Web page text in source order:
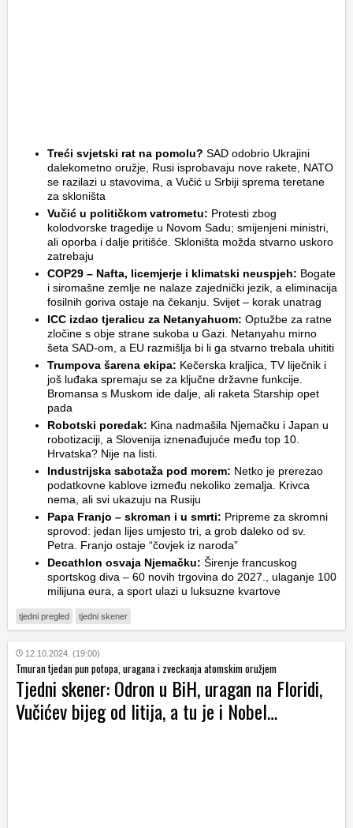
Treći svjetski rat na pomolu? SAD odobrio Ukrajini
dalekometno oružje, Rusi isprobavaju nove rakete, NATO
se razilazi u stavovima, a Vučić u Srbiji sprema teretane
za skloništa
Vučić u političkom vatrometu: Protesti zbog
kolodvorske tragedije u Novom Sadu; smijenjeni ministri,
ali oporba i dalje pritišće. Skloništa možda stvarno uskoro
zatrebaju
COP29 – Nafta, licemjerje i klimatski neuspjeh: Bogate
i siromašne zemlje ne nalaze zajednički jezik, a eliminacija
fosilnih goriva ostaje na čekanju. Svijet – korak unatrag
ICC izdao tjeralicu za Netanyahuom: Optužbe za ratne
zločine s obje strane sukoba u Gazi. Netanyahu mirno
šeta SAD-om, a EU razmišlja bi li ga stvarno trebala uhititi
Trumpova šarena ekipa: Kečerska kraljica, TV liječnik i
još luđaka spremaju se za ključne državne funkcije.
Bromansa s Muskom ide dalje, ali raketa Starship opet
pada
Robotski poredak: Kina nadmašila Njemačku i Japan u
robotizaciji, a Slovenija iznenađujuće među top 10.
Hrvatska? Nije na listi.
Industrijska sabotaža pod morem: Netko je prerezao
podatkovne kablove između nekoliko zemalja. Krivca
nema, ali svi ukazuju na Rusiju
Papa Franjo – skroman i u smrti: Pripreme za skromni
sprovod: jedan lijes umjesto tri, a grob daleko od sv.
Petra. Franjo ostaje “čovjek iz naroda”
Decathlon osvaja Njemačku: Širenje francuskog
sportskog diva – 60 novih trgovina do 2027., ulaganje 100
milijuna eura, a sport ulazi u luksuzne kvartove
tjedni pregled tjedni skener
12.10.2024. (19:00)
Tmuran tjedan pun potopa, uragana i zveckanja atomskim oružjem
Tjedni skener: Odron u BiH, uragan na Floridi,
Vučićev bijeg od litija, a tu je i Nobel…